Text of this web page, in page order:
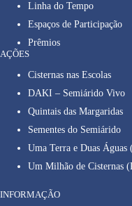
Linha do Tempo
Espaços de Participação
Prêmios
AÇÕES
Cisternas nas Escolas
DAKI – Semiárido Vivo
Quintais das Margaridas
Sementes do Semiárido
Uma Terra e Duas Águas
Um Milhão de Cisternas
INFORMAÇÃO